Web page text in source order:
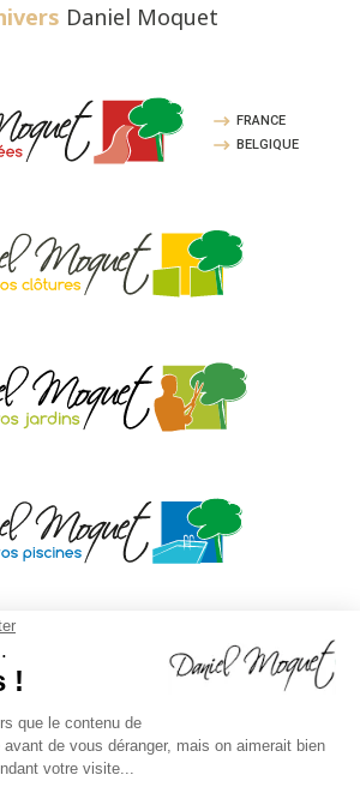
!
que le contenu de
de vous déranger, mais on aimerait bien
votre visite...
Daniel Moquet
FRANCE
BELGIQUE